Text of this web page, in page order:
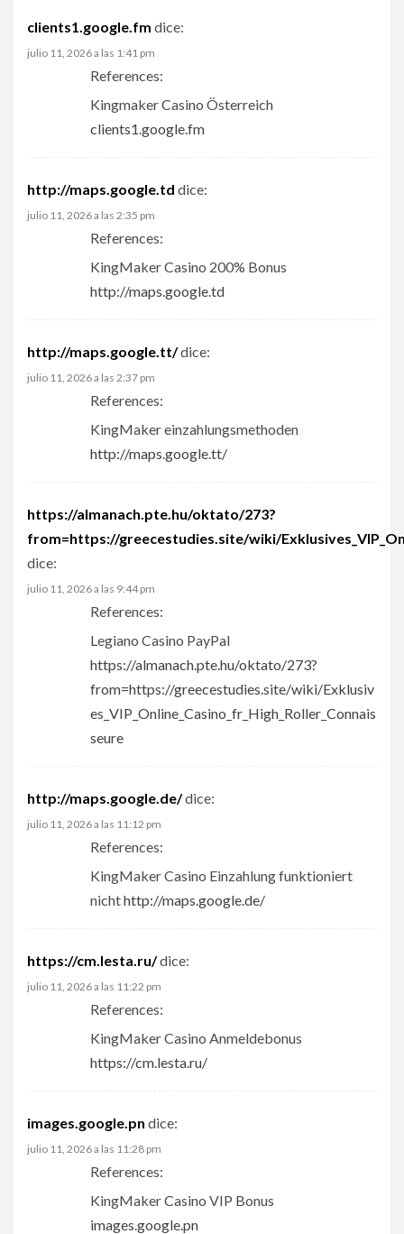
clients1.google.fm dice:
julio 11, 2026 a las 1:41 pm
References:
Kingmaker Casino Österreich
clients1.google.fm
http://maps.google.td dice:
julio 11, 2026 a las 2:35 pm
References:
KingMaker Casino 200% Bonus
http://maps.google.td
http://maps.google.tt/dice:
julio 11, 2026 a las 2:37 pm
References:
KingMaker einzahlungsmethoden
http://maps.google.tt/
https://almanach.pte.hu/oktato/273?
from=https://greecestudies.site/wiki/
dice:
julio 11, 2026 a las 9:44 pm
References:
Legiano Casino PayPal
https://almanach.pte.hu/oktato/273?
from=https://greecestudies.site/wiki/Exklusiv
es_VIP_Online_Casino_fr_High_Roller_Connais
seure
http://maps.google.de/dice:
julio 11, 2026 a las 11:12 pm
References:
KingMaker Casino Einzahlung funktioniert
nichthttp://maps.google.de/
https://cm.lesta.ru/dice:
julio 11, 2026 a las 11:22 pm
References:
KingMaker Casino Anmeldebonus
https://cm.lesta.ru/
images.google.pn dice:
julio 11, 2026 a las 11:28 pm
References:
KingMaker Casino VIP Bonus
images.google.pn